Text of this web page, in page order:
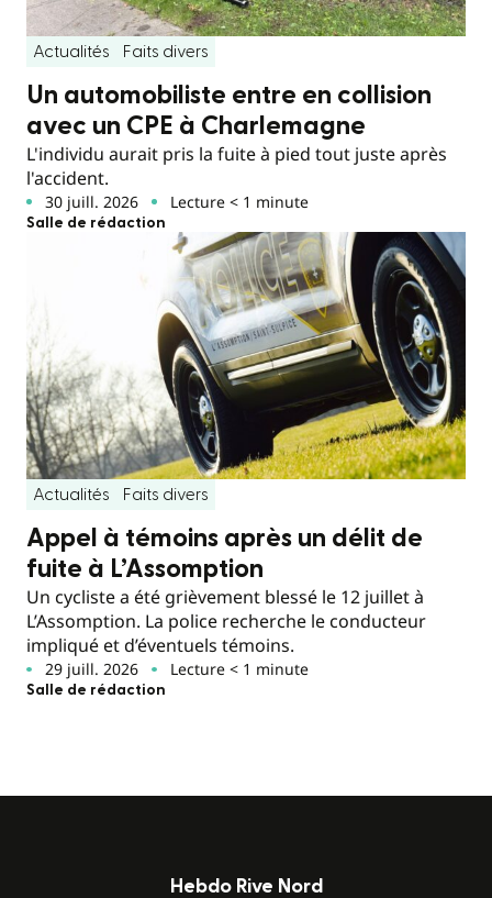
Actualités Faits divers
Un automobiliste entre en collision
avec un CPE à Charlemagne
L'individu aurait pris la fuite à pied tout juste après
l'accident.
30 juill. 2026 Lecture < 1 minute
Salle de rédaction
Actualités Faits divers
Appel à témoins après un délit de
fuite à L’Assomption
Un cycliste a été grièvement blessé le 12 juillet à
L’Assomption. La police recherche le conducteur
impliqué et d’éventuels témoins.
29 juill. 2026 Lecture < 1 minute
Salle de rédaction
Hebdo Rive Nord